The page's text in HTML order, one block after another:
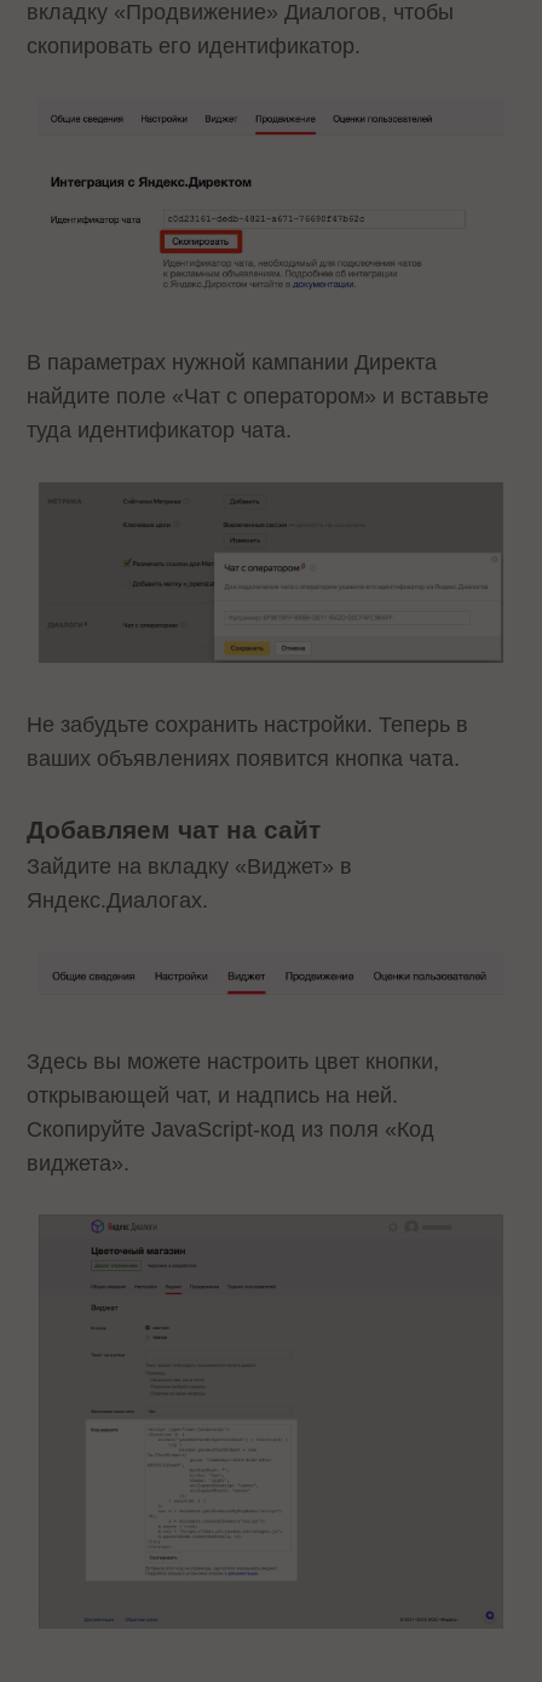
вкладку «Продвижение» Диалогов, чтобы
скопировать его идентификатор.
В параметрах нужной кампании Директа
найдите поле «Чат с оператором» и вставьте
туда идентификатор чата.
Не забудьте сохранить настройки. Теперь в
ваших объявлениях появится кнопка чата.
Добавляем чат на сайт
Зайдите на вкладку «Виджет» в
Яндекс.Диалогах.
Здесь вы можете настроить цвет кнопки,
открывающей чат, и надпись на ней.
Скопируйте JavaScript-код из поля «Код
виджета».